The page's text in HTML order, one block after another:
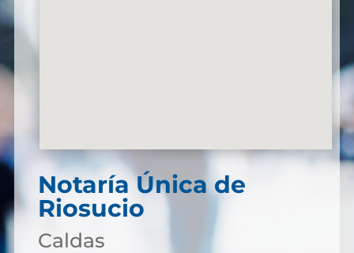
Notaría Única de
Riosucio
Caldas